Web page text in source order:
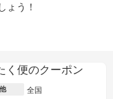
ょう！
全国